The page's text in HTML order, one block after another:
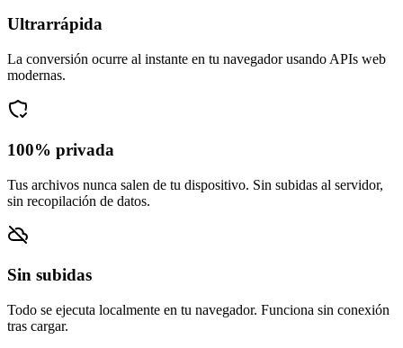
Ultrarrápida
La conversión ocurre al instante en tu navegador usando APIs web
modernas.
100% privada
Tus archivos nunca salen de tu dispositivo. Sin subidas al servidor,
sin recopilación de datos.
Sin subidas
Todo se ejecuta localmente en tu navegador. Funciona sin conexión
tras cargar.